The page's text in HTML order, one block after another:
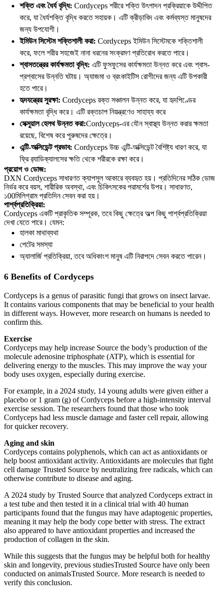
শক্তি এবং ধৈর্য বৃদ্ধি: Cordyceps শরীরে শক্তি উৎপাদন প্রক্রিয়াকে উদ্দীপিত
করে, যা ধৈর্যশক্তি বৃদ্ধি করতে সহায়ক। এটি ক্রীড়াবিদ এবং কর্মব্যস্ত মানুষদের
জন্য উপযোগী।
ইমিউন সিস্টেম শক্তিশালী করা: Cordyceps ইমিউন সিস্টেমকে শক্তিশালী
করে, ফলে শরীর সহজেই নানা ধরনের সংক্রমণ প্রতিরোধ করতে পারে।
শ্বাসতন্ত্রের কার্যক্ষমতা বৃদ্ধি: এটি ফুসফুসের কার্যক্ষমতা উন্নত করে এবং শ্বাস-
প্রশ্বাসের উন্নতি ঘটায়। অ্যাজমা ও ব্রংকাইটিস রোগীদের জন্য এটি উপকারী
হতে পারে।
হৃদযন্ত্রের সুরক্ষা: Cordyceps রক্ত সঞ্চালন উন্নত করে, যা হৃদপিণ্ডের
কার্যক্ষমতা বৃদ্ধি করে। এটি রক্তচাপ নিয়ন্ত্রণেও সাহায্য করে
সেক্সুয়াল হেলথ উন্নত করা:Cordyceps-এর যৌন স্বাস্থ্য উন্নত করার ক্ষমতা
রয়েছে, বিশেষ করে পুরুষদের ক্ষেত্রে।
এন্টি-অক্সিডেন্ট প্রভাব: Cordyceps উচ্চ এন্টি-অক্সিডেন্ট বৈশিষ্ট্য ধারণ করে, যা
ফ্রি র্যাডিক্যালসের ক্ষতি থেকে শরীরকে রক্ষা করে।
প্রয়োগ ও ডোজ:
DXN Cordyceps সাধারণত ক্যাপসুল আকারে ব্যবহৃত হয়। প্রতিদিনের সঠিক ডোজ
নির্ভর করে বয়স, শারীরিক অবস্থা, এবং চিকিৎসকের পরামর্শের উপর। সাধারণত,
১00মিলিগ্রাম প্রতিদিন সেবন করা হয়।
পার্শ্বপ্রতিক্রিয়া:
Cordyceps একটি প্রাকৃতিক সম্পূরক, তবে কিছু ক্ষেত্রে অল্প কিছু পার্শ্বপ্রতিক্রিয়া
দেখা যেতে পারে। যেমন:
হালকা মাথাব্যথা
পেটের সমস্যা
অ্যালার্জি প্রতিক্রিয়া, তবে অধিকাংশ মানুষ এটি নিরাপদে সেবন করতে পারেন।
6 Benefits of Cordyceps
Cordyceps is a genus of parasitic fungi that grows on insect larvae.
It contains various components that may be beneficial to your health
in different ways. However, more research on humans is needed to
confirm this.
Exercise
Cordyceps may help increase Source the body’s production of the
molecule adenosine triphosphate (ATP), which is essential for
delivering energy to the muscles. This may improve the way your
body uses oxygen, especially during exercise.
For example, in a 2024 study, 14 young adults were given either a
placebo or 1 gram (g) of Cordyceps before a high-intensity interval
exercise session. The researchers found that those who took
Cordyceps had less muscle damage and faster cell repair, allowing
for quicker recovery.
Aging and skin
Cordyceps contains polyphenols, which can act as antioxidants or
help boost antioxidant activity. Antioxidants are molecules that fight
cell damage Trusted Source by neutralizing free radicals, which can
otherwise contribute to disease and aging.
A 2024 study by Trusted Source that analyzed Cordyceps extract in
a test tube and then tested it in a clinical trial with 40 human
participants found that the fungus may have adaptogenic properties,
meaning it may help the body cope better with stress. The extract
also appeared to have antioxidant properties and increased the
production of collagen in the skin.
While this suggests that the fungus may be helpful both for healthy
skin and longevity, previous studiesTrusted Source have only been
conducted on animalsTrusted Source. More research is needed to
verify this conclusion.